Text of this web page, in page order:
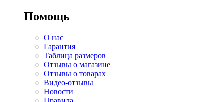
Помощь
О нас
Гарантия
Таблица размеров
Отзывы о магазине
Отзывы о товарах
Видео-отзывы
Новости